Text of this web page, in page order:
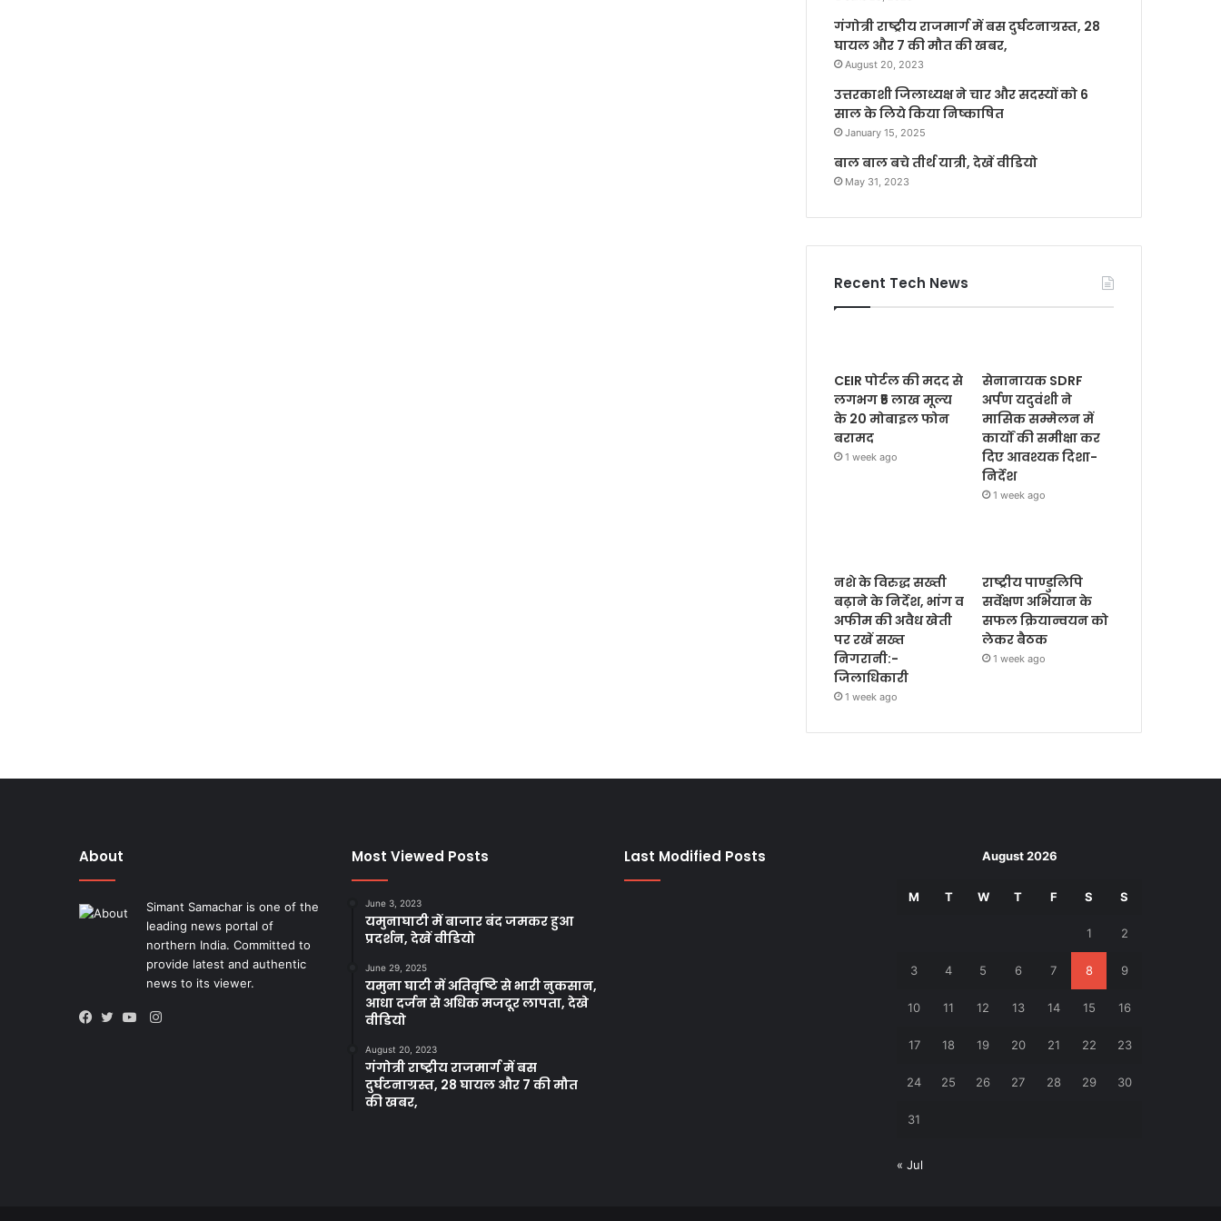
गंगोत्री राष्ट्रीय राजमार्ग में बस दुर्घटनाग्रस्त, 28
घायल और 7 की मौत की खबर,
August 20, 2023
उत्तरकाशी जिलाध्यक्ष ने चार और सदस्यों को 6
साल के लिये किया निष्काषित
January 15, 2025
बाल बाल बचे तीर्थ यात्री, देखें वीडियो
May 31, 2023
Recent Tech News
CEIR पोर्टल की मदद से
लगभग ₹5 लाख मूल्य
के 20 मोबाइल फोन
बरामद
1 week ago
सेनानायक SDRF
अर्पण यदुवंशी ने
मासिक सम्मेलन में
कार्यों की समीक्षा कर
दिए आवश्यक दिशा-
निर्देश
1 week ago
नशे के विरुद्ध सख्ती
बढ़ाने के निर्देश, भांग व
अफीम की अवैध खेती
पर रखें सख्त
निगरानी:-
जिलाधिकारी
1 week ago
राष्ट्रीय पाण्डुलिपि
सर्वेक्षण अभियान के
सफल क्रियान्वयन को
लेकर बैठक
1 week ago
About
Simant Samachar is one of the
leading news portal of
northern India. Committed to
provide latest and authentic
news to its viewer.
Instagram
Most Viewed Posts
June 3, 2023
यमुनाघाटी में बाजार बंद जमकर हुआ
प्रदर्शन, देखें वीडियो
June 29, 2025
यमुना घाटी में अतिवृष्टि से भारी नुकसान,
आधा दर्जन से अधिक मजदूर लापता, देखे
वीडियो
August 20, 2023
गंगोत्री राष्ट्रीय राजमार्ग में बस
दुर्घटनाग्रस्त, 28 घायल और 7 की मौत
की खबर,
Last Modified Posts August 2026
M T W T F S S
1 2
3 4 5 6 7 8 9
10 11 12 13 14 15 16
17 18 19 20 21 22 23
24 25 26 27 28 29 30
31
« Jul